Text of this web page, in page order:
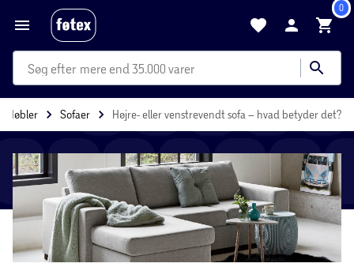
0
mere end 35.000 varer
Møbler Sofaer Højre- eller venstrevendt sofa – hvad betyder det?